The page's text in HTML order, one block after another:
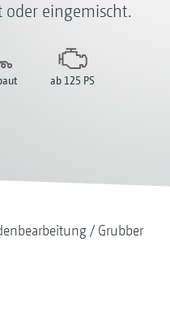
oder eingemischt.
ab 125 PS
Grubber